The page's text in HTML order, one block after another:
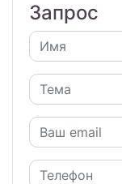
Запрос